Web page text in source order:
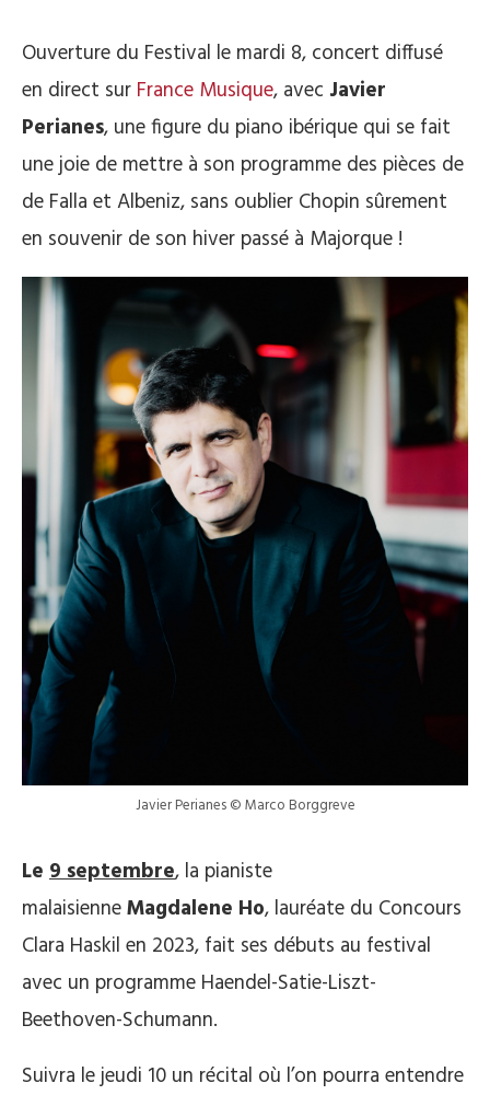
Ouverture du Festival le mardi 8, concert diffusé
en direct sur France Musique, avec Javier
Perianes, une figure du piano ibérique qui se fait
une joie de mettre à son programme des pièces de
de Falla et Albeniz, sans oublier Chopin sûrement
en souvenir de son hiver passé à Majorque !
Javier Perianes © Marco Borggreve
Le 9 septembre, la pianiste
malaisienneMagdalene Ho, lauréate du Concours
Clara Haskil en 2023, fait ses débuts au festival
avec un programme Haendel-Satie-Liszt-
Beethoven-Schumann.
Suivra le jeudi 10 un récital où l’on pourra entendre